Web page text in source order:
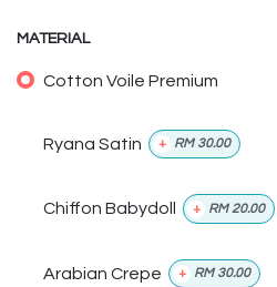
MATERIAL
Cotton Voile Premium
Ryana Satin + RM 30.00
Chiffon Babydoll + RM 20.00
Arabian Crepe + RM 30.00